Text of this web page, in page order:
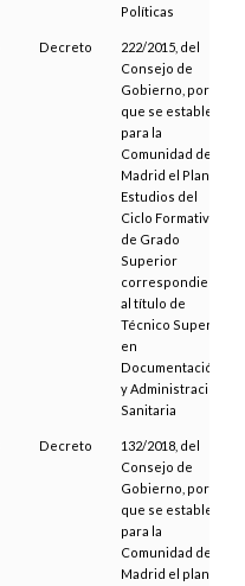
Políticas
Decreto
222/2015, del
Consejo de
Gobierno, por el
que se establece
para la
Comunidad de
Madrid el Plan de
Estudios del
Ciclo Formativo
de Grado
Superior
correspondiente
al título de
Técnico Superior
en
Documentación
y Administración
Sanitaria
Decreto
132/2018, del
Consejo de
Gobierno, por el
que se establece
para la
Comunidad de
Madrid el plan de